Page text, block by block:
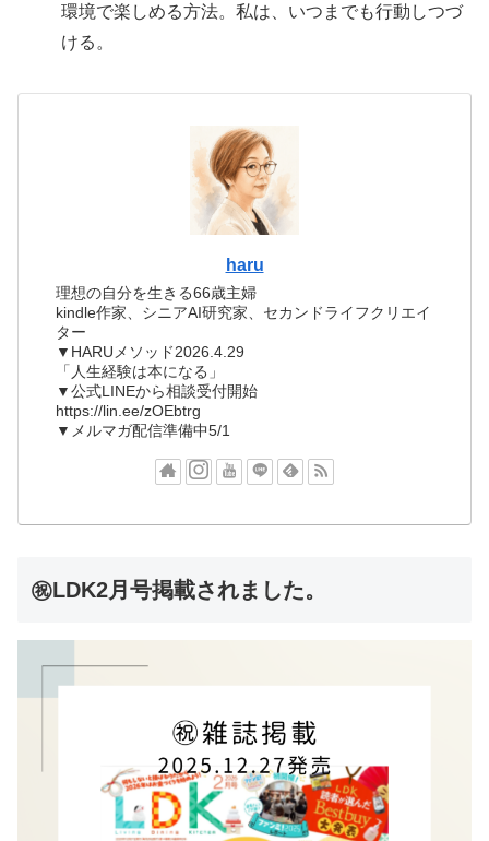
環境で楽しめる方法。私は、いつまでも行動しつづ
ける。
haru
理想の自分を生きる66歳主婦
kindle作家、シニアAI研究家、セカンドライフクリエイ
ター
▼HARUメソッド2026.4.29
「人生経験は本になる」
▼公式LINEから相談受付開始
https://lin.ee/zOEbtrg
▼メルマガ配信準備中5/1
㊗LDK2月号掲載されました。